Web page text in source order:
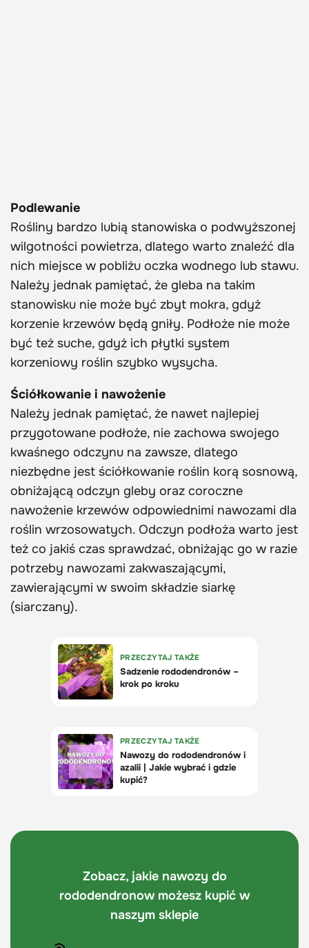
Podlewanie
Rośliny bardzo lubią stanowiska o podwyższonej
wilgotności powietrza, dlatego warto znaleźć dla
nich miejsce w pobliżu oczka wodnego lub stawu.
Należy jednak pamiętać, że gleba na takim
stanowisku nie może być zbyt mokra, gdyż
korzenie krzewów będą gniły. Podłoże nie może
być też suche, gdyż ich płytki system
korzeniowy roślin szybko wysycha.
Ściółkowanie i nawożenie
Należy jednak pamiętać, że nawet najlepiej
przygotowane podłoże, nie zachowa swojego
kwaśnego odczynu na zawsze, dlatego
niezbędne jest ściółkowanie roślin korą sosnową,
obniżającą odczyn gleby oraz coroczne
nawożenie krzewów odpowiednimi nawozami dla
roślin wrzosowatych. Odczyn podłoża warto jest
też co jakiś czas sprawdzać, obniżając go w razie
potrzeby nawozami zakwaszającymi,
zawierającymi w swoim składzie siarkę
(siarczany).
Zobacz, jakie nawozy do
rododendronow możesz kupić w
naszym sklepie